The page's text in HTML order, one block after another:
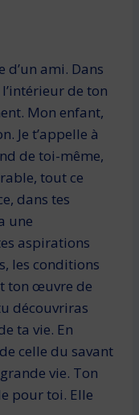
d’un ami. Dans
de ton
Mon enfant,
Je t’appelle à
de toi-même,
tout ce
dans tes
une
aspirations
les conditions
ton œuvre de
découvriras
ta vie. En
celle du savant
vie. Ton
pour toi. Elle